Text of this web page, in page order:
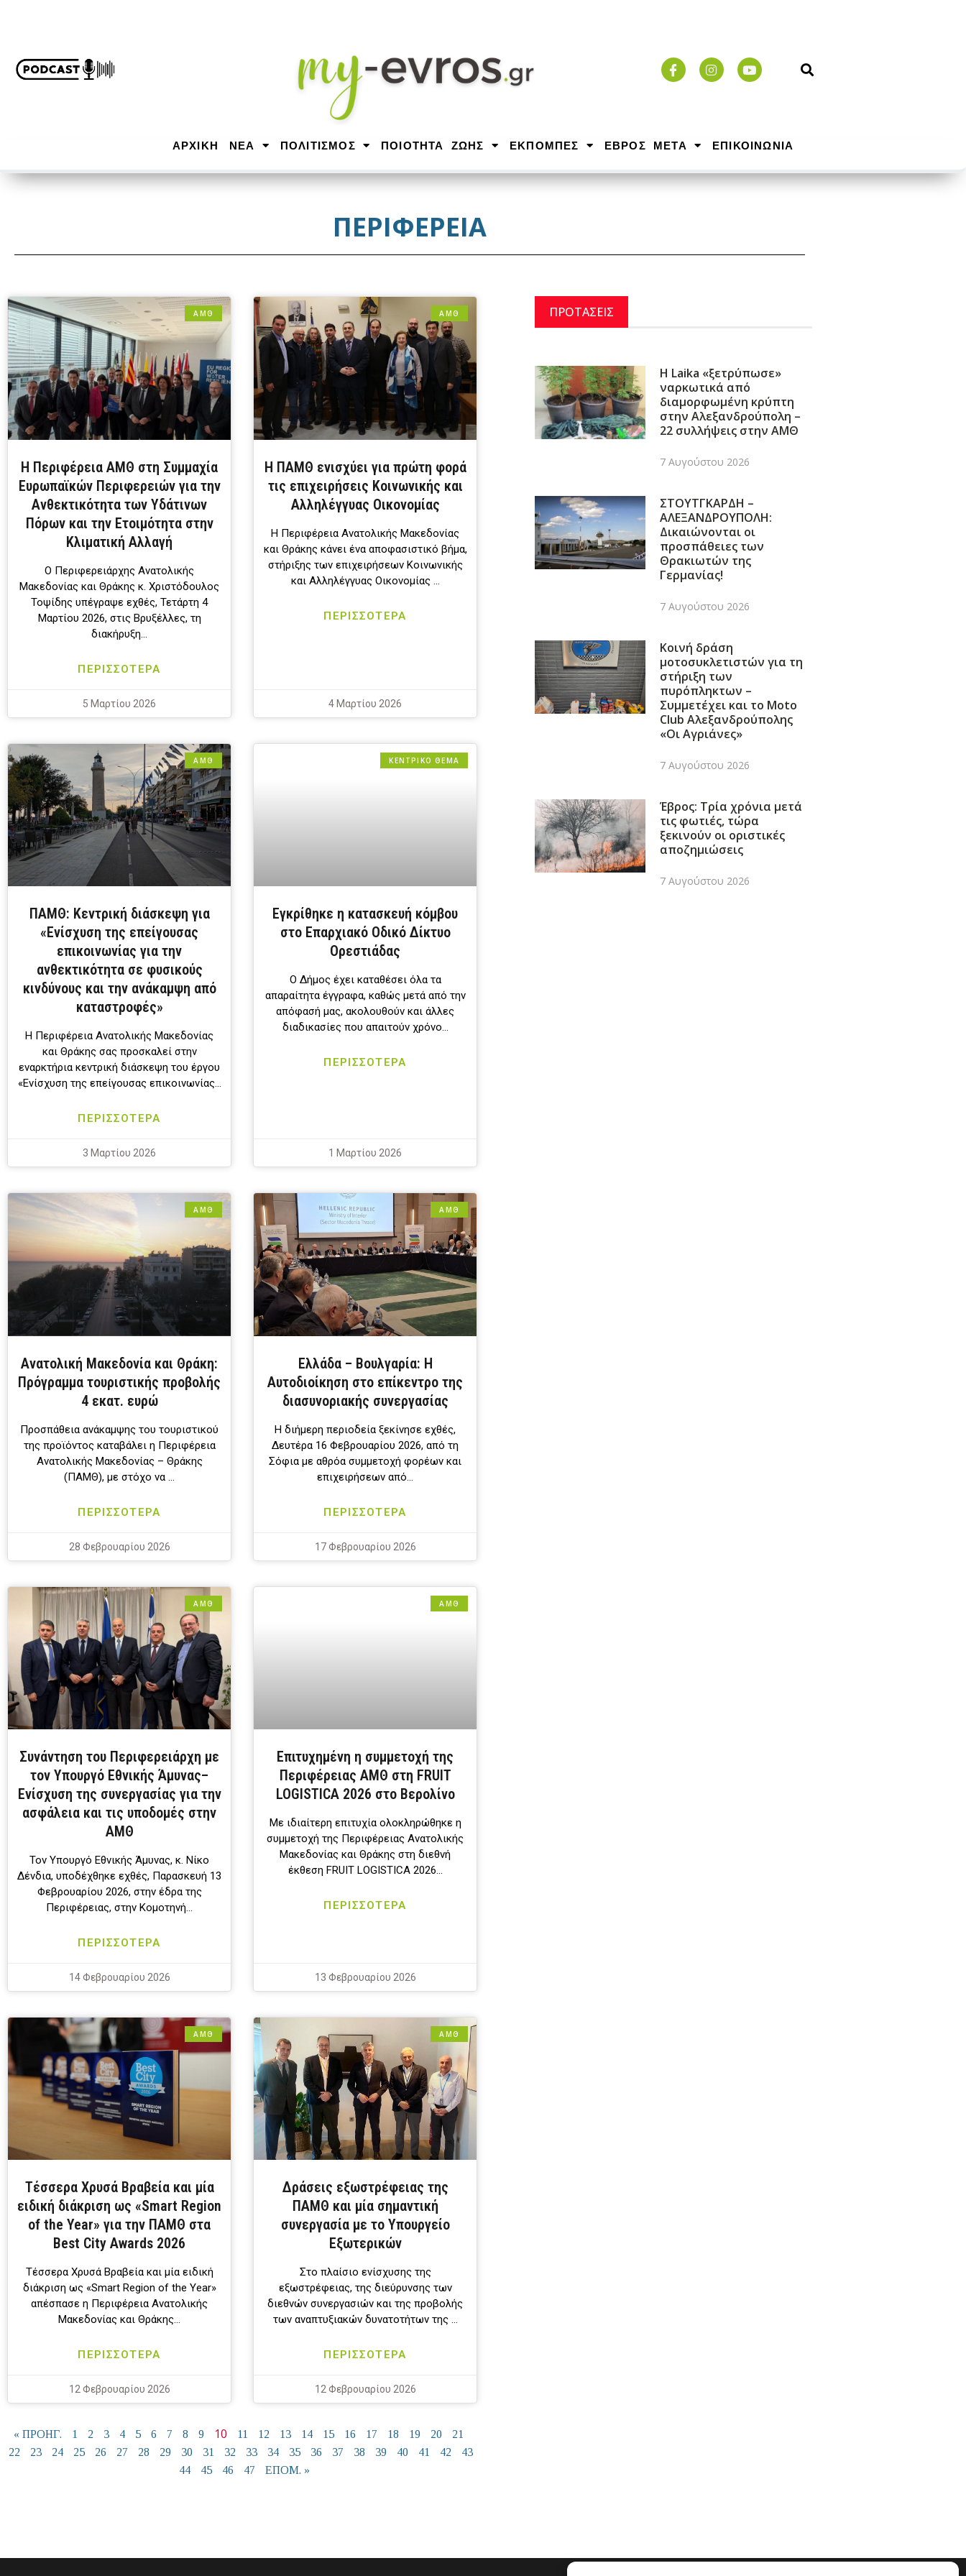
ΑΡΧΙΚΉ ΝΕΑ ΠΟΛΙΤΙΣΜΟΣ ΠΟΙΟΤΗΤΑ ΖΩΗΣ ΕΚΠΟΜΠΕΣ ΕΒΡΟΣ ΜΕΤΑ ΕΠΙΚΟΙΝΩΝΙΑ
ΠΕΡΙΦΕΡΕΙΑ
ΑΜΘ
Η Περιφέρεια ΑΜΘ στη Συμμαχία
Ευρωπαϊκών Περιφερειών για την
Ανθεκτικότητα των Υδάτινων
Πόρων και την Ετοιμότητα στην
Κλιματική Αλλαγή
Ο Περιφερειάρχης Ανατολικής
Μακεδονίας και Θράκης κ. Χριστόδουλος
Τοψίδης υπέγραψε εχθές, Τετάρτη 4
Μαρτίου 2026, στις Βρυξέλλες, τη
διακήρυξη…
ΠΕΡΙΣΣΟΤΕΡΑ
5 Μαρτίου 2026
ΑΜΘ
Η ΠΑΜΘ ενισχύει για πρώτη φορά
τις επιχειρήσεις Κοινωνικής και
Αλληλέγγυας Οικονομίας
Η Περιφέρεια Ανατολικής Μακεδονίας
και Θράκης κάνει ένα αποφασιστικό βήμα,
στήριξης των επιχειρήσεων Κοινωνικής
και Αλληλέγγυας Οικονομίας …
ΠΕΡΙΣΣΟΤΕΡΑ
4 Μαρτίου 2026
ΑΜΘ
ΠΑΜΘ: Κεντρική διάσκεψη για
«Ενίσχυση της επείγουσας
επικοινωνίας για την
ανθεκτικότητα σε φυσικούς
κινδύνους και την ανάκαμψη από
καταστροφές»
Η Περιφέρεια Ανατολικής Μακεδονίας
και Θράκης σας προσκαλεί στην
εναρκτήρια κεντρική διάσκεψη του έργου
«Ενίσχυση της επείγουσας επικοινωνίας…
ΠΕΡΙΣΣΟΤΕΡΑ
3 Μαρτίου 2026
ΚΕΝΤΡΙΚΟ ΘΕΜΑ
Εγκρίθηκε η κατασκευή κόμβου
στο Επαρχιακό Οδικό Δίκτυο
Ορεστιάδας
Ο Δήμος έχει καταθέσει όλα τα
απαραίτητα έγγραφα, καθώς μετά από την
απόφασή μας, ακολουθούν και άλλες
διαδικασίες που απαιτούν χρόνο…
ΠΕΡΙΣΣΟΤΕΡΑ
1 Μαρτίου 2026
ΑΜΘ
Ανατολική Μακεδονία και Θράκη:
Πρόγραμμα τουριστικής προβολής
4 εκατ. ευρώ
Προσπάθεια ανάκαμψης του τουριστικού
της προϊόντος καταβάλει η Περιφέρεια
Ανατολικής Μακεδονίας – Θράκης
(ΠΑΜΘ), με στόχο να …
ΠΕΡΙΣΣΟΤΕΡΑ
28 Φεβρουαρίου 2026
ΑΜΘ
Ελλάδα – Βουλγαρία: Η
Αυτοδιοίκηση στο επίκεντρο της
διασυνοριακής συνεργασίας
Η διήμερη περιοδεία ξεκίνησε εχθές,
Δευτέρα 16 Φεβρουαρίου 2026, από τη
Σόφια με αθρόα συμμετοχή φορέων και
επιχειρήσεων από…
ΠΕΡΙΣΣΟΤΕΡΑ
17 Φεβρουαρίου 2026
ΑΜΘ
Συνάντηση του Περιφερειάρχη με
τον Υπουργό Εθνικής Άμυνας–
Ενίσχυση της συνεργασίας για την
ασφάλεια και τις υποδομές στην
ΑΜΘ
Τον Υπουργό Εθνικής Άμυνας, κ. Νίκο
Δένδια, υποδέχθηκε εχθές, Παρασκευή 13
Φεβρουαρίου 2026, στην έδρα της
Περιφέρειας, στην Κομοτηνή…
ΠΕΡΙΣΣΟΤΕΡΑ
14 Φεβρουαρίου 2026
ΑΜΘ
Επιτυχημένη η συμμετοχή της
Περιφέρειας ΑΜΘ στη FRUIT
LOGISTICA 2026 στο Βερολίνο
Με ιδιαίτερη επιτυχία ολοκληρώθηκε η
συμμετοχή της Περιφέρειας Ανατολικής
Μακεδονίας και Θράκης στη διεθνή
έκθεση FRUIT LOGISTICA 2026…
ΠΕΡΙΣΣΟΤΕΡΑ
13 Φεβρουαρίου 2026
ΑΜΘ
Τέσσερα Χρυσά Βραβεία και μία
ειδική διάκριση ως «Smart Region
of the Year» για την ΠΑΜΘ στα
Best City Awards 2026
Τέσσερα Χρυσά Βραβεία και μία ειδική
διάκριση ως «Smart Region of the Year»
απέσπασε η Περιφέρεια Ανατολικής
Μακεδονίας και Θράκης…
ΠΕΡΙΣΣΟΤΕΡΑ
12 Φεβρουαρίου 2026
ΑΜΘ
Δράσεις εξωστρέφειας της
ΠΑΜΘ και μία σημαντική
συνεργασία με το Υπουργείο
Εξωτερικών
Στο πλαίσιο ενίσχυσης της
εξωστρέφειας, της διεύρυνσης των
διεθνών συνεργασιών και της προβολής
των αναπτυξιακών δυνατοτήτων της …
ΠΕΡΙΣΣΟΤΕΡΑ
12 Φεβρουαρίου 2026
« ΠΡΟΗΓ. 1 2 3 4 5 6 7 8 9 10 11 12 13 14 15 16 17 18 19 20
21
22
23 24 25 26 27 28 29 30 31 32 33 34 35 36 37 38 39 40 41 42
43
44
45 46 47 ΕΠΟΜ. »
ΠΡΟΤΑΣΕΙΣ
Η Laika «ξετρύπωσε»
ναρκωτικά από
διαμορφωμένη κρύπτη
στην Αλεξανδρούπολη –
22 συλλήψεις στην ΑΜΘ
7 Αυγούστου 2026
ΣΤΟΥΤΓΚΑΡΔΗ –
ΑΛΕΞΑΝΔΡΟΥΠΟΛΗ:
Δικαιώνονται οι
προσπάθειες των
Θρακιωτών της
Γερμανίας!
7 Αυγούστου 2026
Κοινή δράση
μοτοσυκλετιστών για τη
στήριξη των
πυρόπληκτων –
Συμμετέχει και το Moto
Club Αλεξανδρούπολης
«Οι Αγριάνες»
7 Αυγούστου 2026
Έβρος: Τρία χρόνια μετά
τις φωτιές, τώρα
ξεκινούν οι οριστικές
αποζημιώσεις
7 Αυγούστου 2026